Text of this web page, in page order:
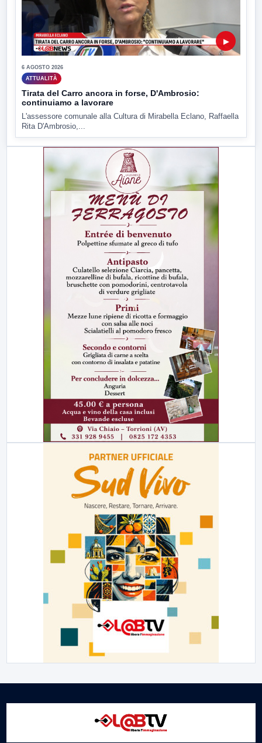
▶
6 AGOSTO 2026
ATTUALITÀ
Tirata del Carro ancora in forse, D'Ambrosio:
continuiamo a lavorare
L'assessore comunale alla Cultura di Mirabella Eclano, Raffaella
Rita D'Ambrosio,...